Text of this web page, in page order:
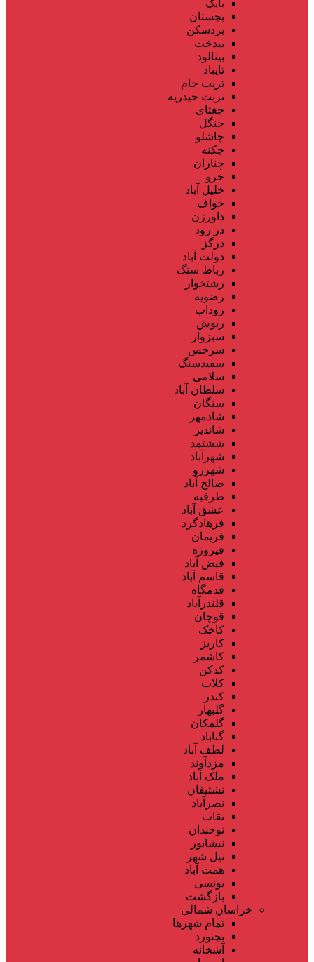
بایگ
بجستان
بردسکن
بیدخت
بینالود
تایباد
تربت جام
تربت حیدریه
جغتای
جنگل
چاشلو
چکنه
چناران
خرو
خلیل آباد
خواف
داورزن
در رود
درگز
دولت آباد
رباط سنگ
رشتخوار
رضویه
روداب
ریوش
سبزوار
سرخس
سفیدسنگ
سلامی
سلطان آباد
سنگان
شادمهر
شاندیز
ششتمد
شهرآباد
شهرزو
صالح آباد
طرقبه
عشق آباد
فرهادگرد
فریمان
فیروزه
فیض آباد
قاسم آباد
قدمگاه
قلندرآباد
قوچان
کاخک
کاریز
کاشمر
کدکن
کلات
کندر
گلبهار
گلمکان
گناباد
لطف آباد
مزدآوند
ملک آباد
نشتیفان
نصرآباد
نقاب
نوخندان
نیشابور
نیل شهر
همت آباد
یونسی
بازگشت
خراسان شمالی
تمام شهر‌ها
بجنورد
آشخانه